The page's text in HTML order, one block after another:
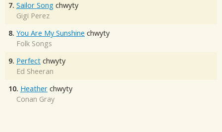
7. Sailor Song chwyty
Gigi Perez
8. You Are My Sunshine chwyty
Folk Songs
9. Perfect chwyty
Ed Sheeran
10. Heather chwyty
Conan Gray